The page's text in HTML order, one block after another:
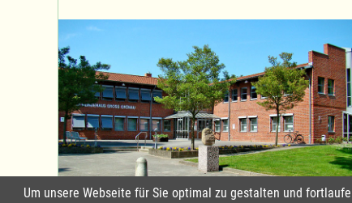
Um unsere Webseite für Sie optimal zu gestalten und